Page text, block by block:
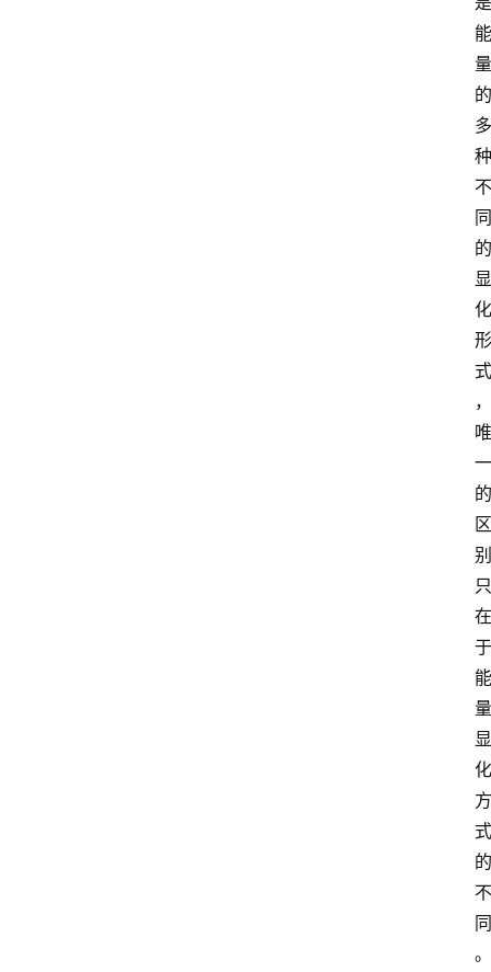
能
量
的
多
种
不
同
的
显
化
形
式
，
唯
一
的
区
别
只
在
于
能
量
显
化
方
式
的
不
同
。